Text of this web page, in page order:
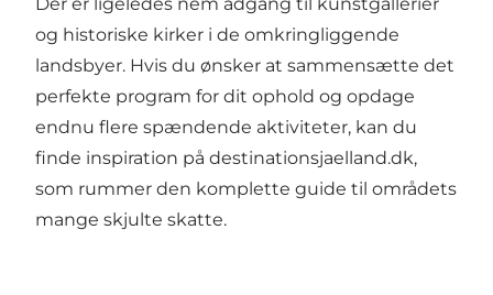
og historiske kirker i de omkringliggende
landsbyer. Hvis du ønsker at sammensætte det
perfekte program for dit ophold og opdage
endnu flere spændende aktiviteter, kan du
finde inspiration på destinationsjaelland.dk,
som rummer den komplette guide til områdets
mange skjulte skatte.